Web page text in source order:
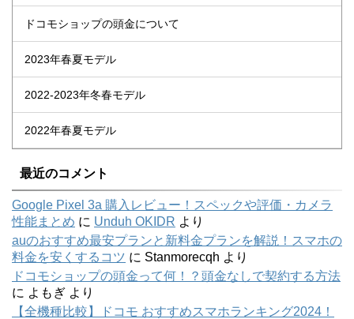
ドコモショップの頭金について
2023年春夏モデル
2022-2023年冬春モデル
2022年春夏モデル
最近のコメント
Google Pixel 3a 購入レビュー！スペックや評価・カメラ
性能まとめ に Unduh OKIDR より
auのおすすめ最安プランと新料金プランを解説！スマホの
料金を安くするコツ に Stanmorecqh より
ドコモショップの頭金って何！？頭金なしで契約する方法
に よもぎ より
【全機種比較】ドコモ おすすめスマホランキング2024！